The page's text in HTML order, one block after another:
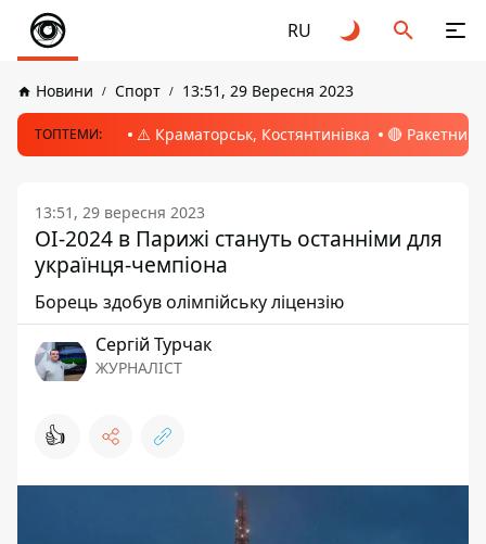
RU
Новини Спорт 13:51, 29 Вересня 2023
ТОПТЕМИ: ⚠️ Краматорськ, Костянтинівка 🔴 Ракетний
13:51, 29 вересня 2023
ОІ-2024 в Парижі стануть останніми для
українця-чемпіона
Борець здобув олімпійську ліцензію
Сергій Турчак
ЖУРНАЛІСТ
👍